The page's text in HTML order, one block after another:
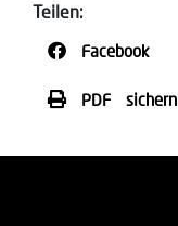
Teilen:
Facebook
PDF sichern